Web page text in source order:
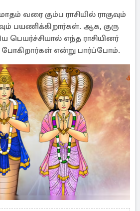
வரை கும்ப ராசியில் ராகுவும்
பயணிக்கிறார்கள். ஆக, குரு
பெயர்ச்சியால் எந்த ராசியினர்
என்று பார்ப்போம்.